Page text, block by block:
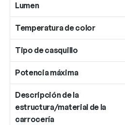
Lumen
Temperatura de color
Tipo de casquillo
Potencia máxima
Descripción de la
estructura/material de la
carrocería